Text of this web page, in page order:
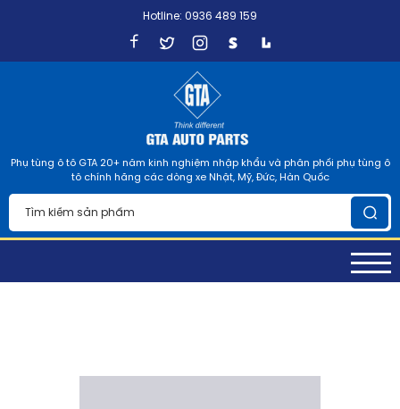
Hotline: 0936 489 159
Phụ tùng ô tô GTA 20+ năm kinh nghiệm nhập khẩu và phân phối phụ tùng ô
tô chính hãng các dòng xe Nhật, Mỹ, Đức, Hàn Quốc